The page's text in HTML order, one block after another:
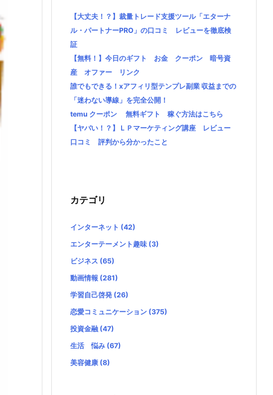
【大丈夫！？】裁量トレード支援ツール「エターナ
ル・パートナーPRO」の口コミ レビューを徹底検
証
【無料！】今日のギフト お金 クーポン 暗号資
産 オファー リンク
誰でもできる！xアフィリ型テンプレ副業 収益までの
「迷わない導線」を完全公開！
temu クーポン 無料ギフト 稼ぐ方法はこちら
【ヤバい！？】ＬＰマーケティング講座 レビュー
口コミ 評判から分かったこと
カテゴリ
インターネット (42)
エンターテーメント趣味 (3)
ビジネス (65)
動画情報 (281)
学習自己啓発 (26)
恋愛コミュニケーション (375)
投資金融 (47)
生活 悩み (67)
美容健康 (8)